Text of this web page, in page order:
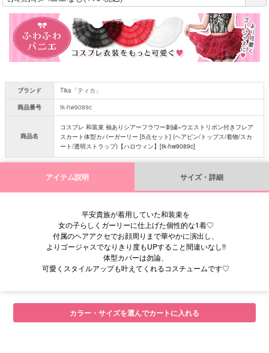
必
)
ブランド
Tika「ティカ」
商品番号
tk-hw9089c
商品名
コスプレ 和装束 袖ありシアーフラワー刺繍×ウエストリボン付きフレア
スカート体型カバーガーリー [5点セット] (ヘアピン/トップス/着物/スカ
ート/透明ストラップ)【ハロウィン】[tk-hw9089c]
アイテム説明 サイズ・詳細
平安貴族が着用していた和装束を
女の子らしくガーリーに仕上げた個性的な1着♡
付属のヘアアクセでお顔周りまで華やかに演出し、
よりゴージャスでなりきり度もUPすること間違いなし!!
体型カバーは勿論、
可愛くスタイルアップも叶えてくれるコスチュームです♡
カラー・サイズを選んでカートに入れる